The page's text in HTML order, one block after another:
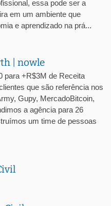
essa pode ser a
em um ambiente que
e aprendizado na prá...
| nowle
para +R$3M de Receita
que são referência nos
Gupy, MercadoBitcoin,
a agência para 26
um time de pessoas